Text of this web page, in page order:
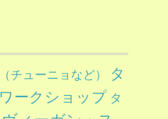
チューニョなど）
タ
ークショップ タ